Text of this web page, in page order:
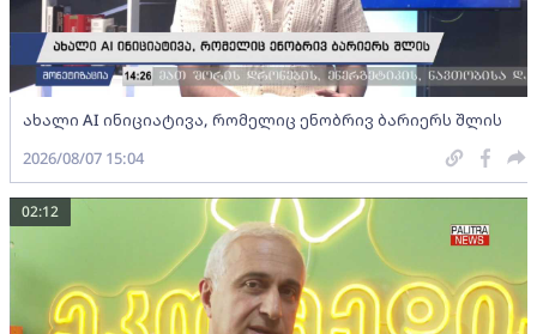
ახალი AI ინიციატივა, რომელიც ენობრივ ბარიერს შლის
2026/08/07 15:04
02:12